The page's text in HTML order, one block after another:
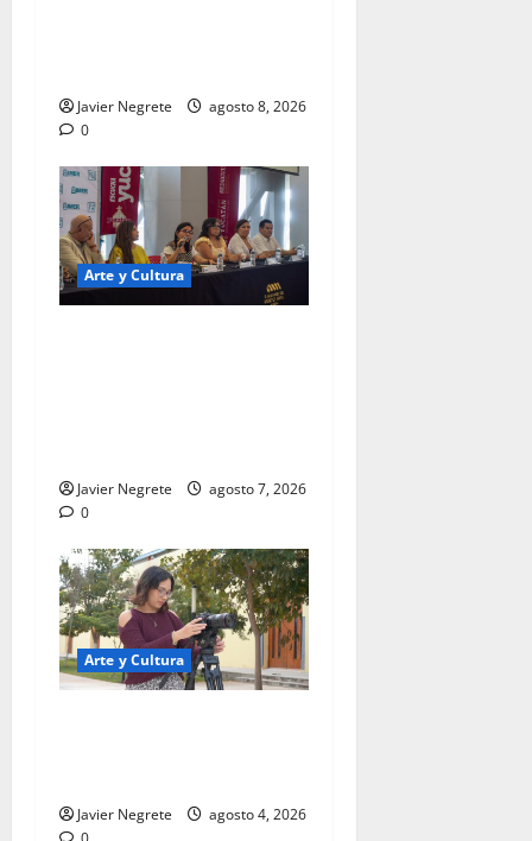
Javier Negrete
agosto 8, 2026
0
Arte y Cultura
Javier Negrete
agosto 7, 2026
0
Arte y Cultura
Javier Negrete
agosto 4, 2026